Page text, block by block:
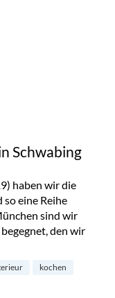
Schwabing
haben wir die
eine Reihe
sind wir
den wir
in Schwabing“
kochen